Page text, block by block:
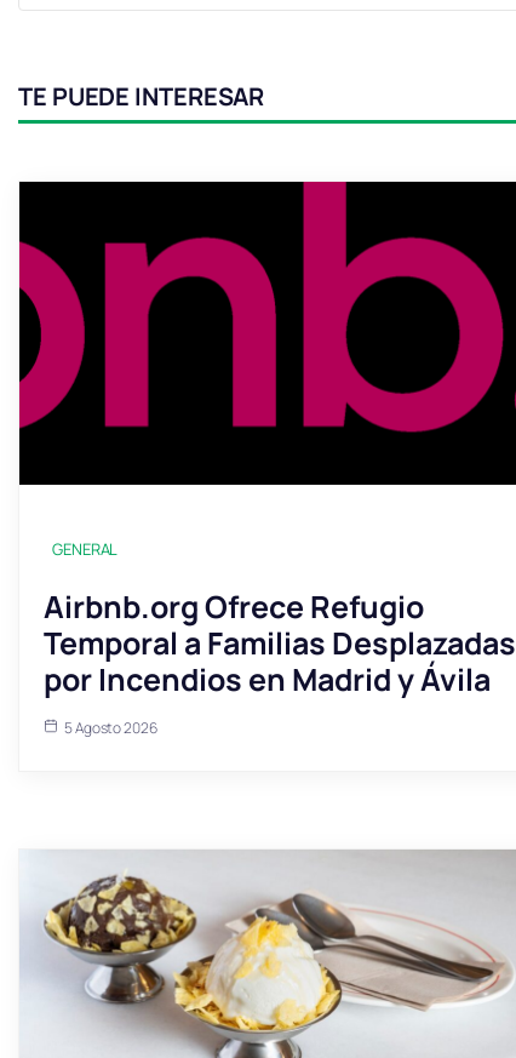
TE PUEDE INTERESAR
GENERAL
Airbnb.org Ofrece Refugio
Temporal a Familias Desplazadas
por Incendios en Madrid y Ávila
5 Agosto 2026